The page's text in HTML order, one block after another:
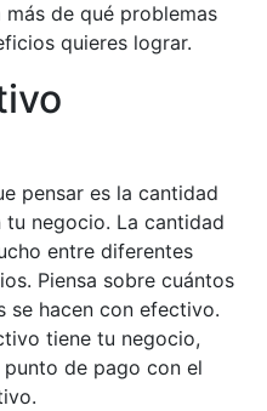
de qué problemas
quieres lograr.
pensar es la cantidad
negocio. La cantidad
entre diferentes
Piensa sobre cuántos
se hacen con efectivo.
tiene tu negocio,
de pago con el